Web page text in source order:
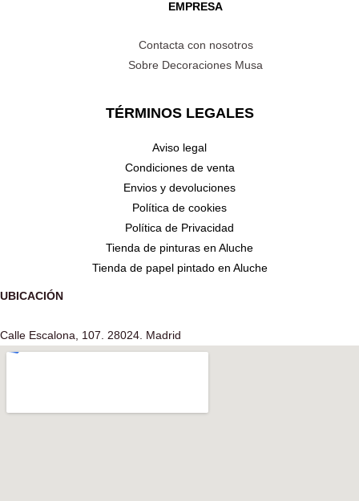
EMPRESA
Contacta con nosotros
Sobre Decoraciones Musa
TÉRMINOS LEGALES
Aviso legal
Condiciones de venta
Envios y devoluciones
Política de cookies
Política de Privacidad
Tienda de pinturas en Aluche
Tienda de papel pintado en Aluche
UBICACIÓN
Calle Escalona, 107. 28024. Madrid